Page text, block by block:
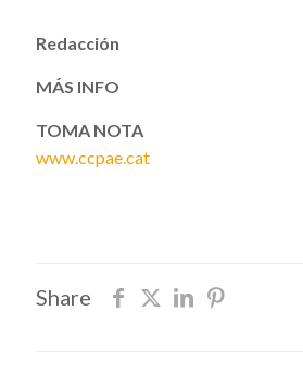
Redacción
MÁS INFO
TOMA NOTA
www.ccpae.cat
Share